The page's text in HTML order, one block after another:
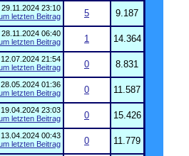
29.11.2024 23:10
5
9.187
28.11.2024 06:40
1
14.364
12.07.2024 21:54
0
8.831
28.05.2024 01:36
0
11.587
19.04.2024 23:03
0
15.426
13.04.2024 00:43
0
11.779